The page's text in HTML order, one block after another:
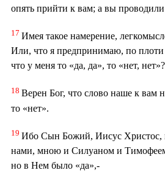
опять прийти к вам; а вы
17 Имея такое намерение,
Или, что я предпринимаю, по
что у меня то «да, да», то «нет, нет»?
18 Верен Бог, что слово наше к вам
то «нет».
19 Ибо Сын Божий, Иисус Христос,
нами, мною и Силуаном и
но в Нем было «да»,-